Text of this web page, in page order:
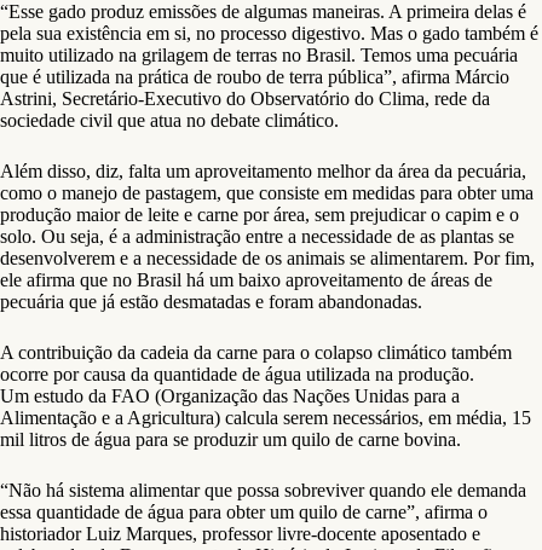
“Esse gado produz emissões de algumas maneiras. A primeira delas é
pela sua existência em si, no processo digestivo. Mas o gado também é
muito utilizado na grilagem de terras no Brasil. Temos uma pecuária
que é utilizada na prática de roubo de terra pública”, afirma Márcio
Astrini, Secretário-Executivo do Observatório do Clima, rede da
sociedade civil que atua no debate climático.
Além disso, diz, falta um aproveitamento melhor da área da pecuária,
como o manejo de pastagem, que consiste em medidas para obter uma
produção maior de leite e carne por área, sem prejudicar o capim e o
solo. Ou seja, é a administração entre a necessidade de as plantas se
desenvolverem e a necessidade de os animais se alimentarem. Por fim,
ele afirma que no Brasil há um baixo aproveitamento de áreas de
pecuária que já estão desmatadas e foram abandonadas.
A contribuição da cadeia da carne para o colapso climático também
ocorre por causa da quantidade de água utilizada na produção.
Um estudo da FAO (Organização das Nações Unidas para a
Alimentação e a Agricultura) calcula serem necessários, em média, 15
mil litros de água para se produzir um quilo de carne bovina.
“Não há sistema alimentar que possa sobreviver quando ele demanda
essa quantidade de água para obter um quilo de carne”, afirma o
historiador Luiz Marques, professor livre-docente aposentado e